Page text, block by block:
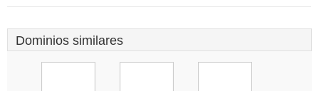
Dominios similares